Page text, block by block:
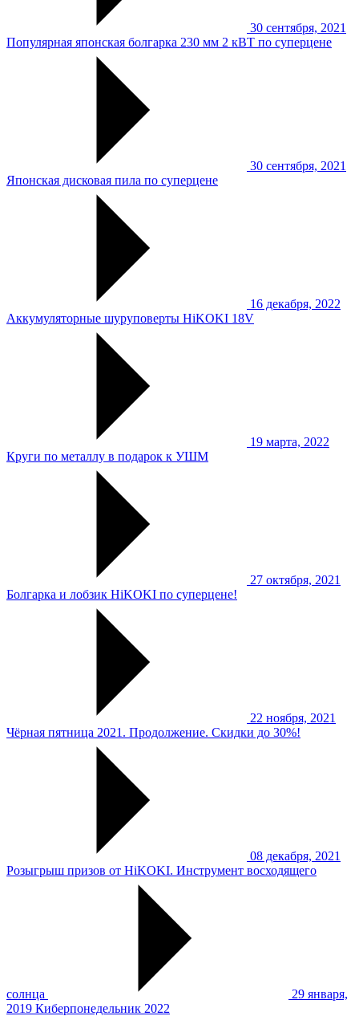
30 сентября, 2021
Популярная японская болгарка 230 мм 2 кВТ по суперцене
30 сентября, 2021
Японская дисковая пила по суперцене
16 декабря, 2022
Аккумуляторные шуруповерты HiKOKI 18V
19 марта, 2022
Круги по металлу в подарок к УШМ
27 октября, 2021
Болгарка и лобзик HiKOKI по суперцене!
22 ноября, 2021
Чёрная пятница 2021. Продолжение. Скидки до 30%!
08 декабря, 2021
Розыгрыш призов от HiKOKI. Инструмент восходящего
солнца
29 января,
2019 Киберпонедельник 2022